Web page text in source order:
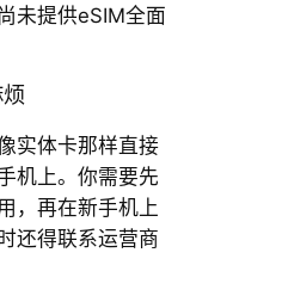
未提供eSIM全面
实体卡那样直接
机上。你需要先
，再在新手机上
还得联系运营商